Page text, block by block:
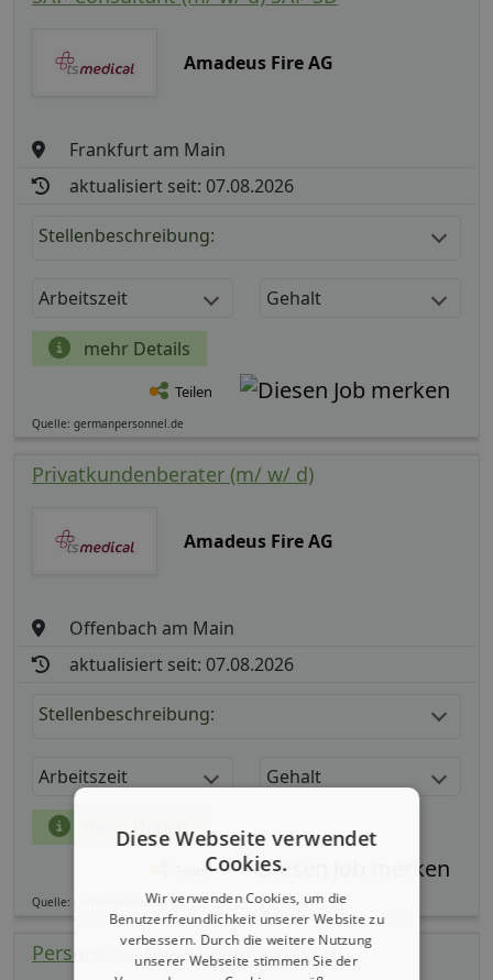
Amadeus Fire AG
Frankfurt am Main
aktualisiert seit: 07.08.2026
Stellenbeschreibung:
Arbeitszeit Gehalt
mehr Details
Teilen
Quelle: germanpersonnel.de
Privatkundenberater (m/ w/ d)
Amadeus Fire AG
Offenbach am Main
aktualisiert seit: 07.08.2026
Stellenbeschreibung:
Arbeitszeit Gehalt
mehr Details
Teilen
Quelle: germanpersonnel.de
Personalsachbearbeiter (m/ w/ d)
Diese Webseite verwendet
Cookies.
Wir verwenden Cookies, um die
Benutzerfreundlichkeit unserer Website zu
verbessern. Durch die weitere Nutzung
unserer Webseite stimmen Sie der